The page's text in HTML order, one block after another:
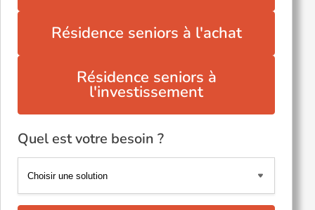
Résidence seniors à l'achat
Résidence seniors à
l'investissement
Quel est votre besoin ?